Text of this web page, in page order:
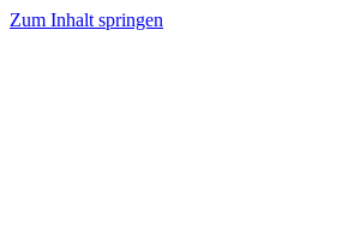
Zum Inhalt springen